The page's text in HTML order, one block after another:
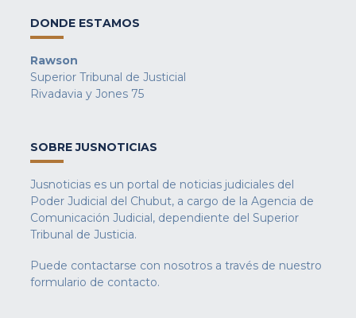
DONDE ESTAMOS
Rawson
Superior Tribunal de Justicial
Rivadavia y Jones 75
SOBRE JUSNOTICIAS
Jusnoticias es un portal de noticias judiciales del
Poder Judicial del Chubut, a cargo de la Agencia de
Comunicación Judicial, dependiente del Superior
Tribunal de Justicia.
Puede contactarse con nosotros a través de nuestro
formulario de contacto.